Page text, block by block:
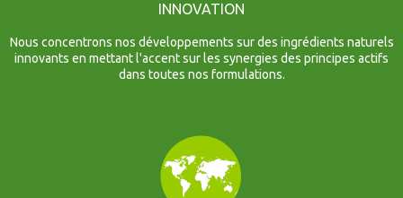
INNOVATION
Nous concentrons nos développements sur des ingrédients naturels
innovants en mettant l'accent sur les synergies des principes actifs
dans toutes nos formulations.